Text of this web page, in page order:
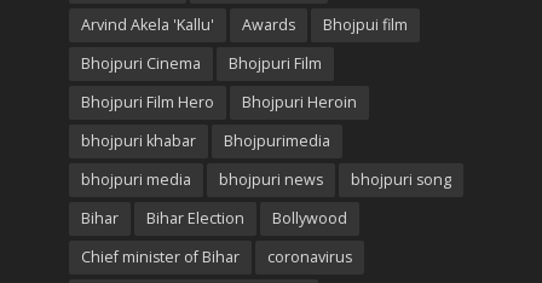
Arvind Akela 'Kallu'
Awards
Bhojpui film
Bhojpuri Cinema
Bhojpuri Film
Bhojpuri Film Hero
Bhojpuri Heroin
bhojpuri khabar
Bhojpurimedia
bhojpuri media
bhojpuri news
bhojpuri song
Bihar
Bihar Election
Bollywood
Chief minister of Bihar
coronavirus